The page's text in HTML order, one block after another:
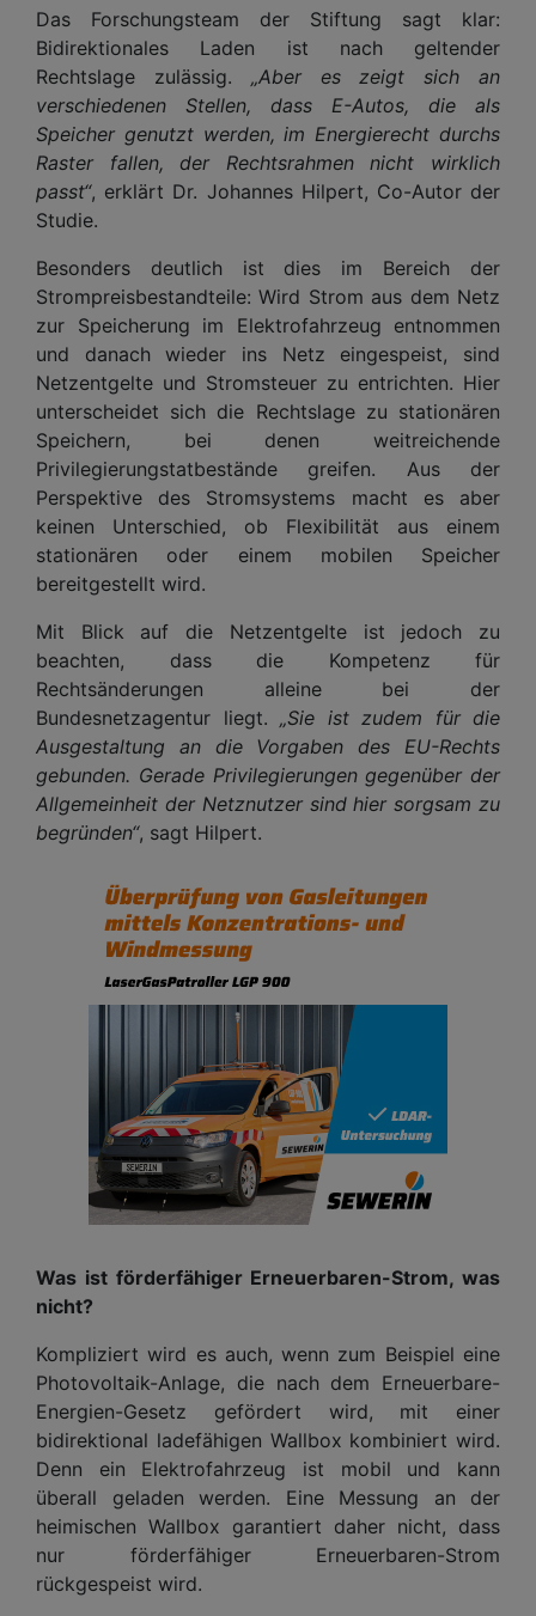
Das Forschungsteam der Stiftung sagt klar:
Bidirektionales Laden ist nach geltender
Rechtslage zulässig. „Aber es zeigt sich an
verschiedenen Stellen, dass E-Autos, die als
Speicher genutzt werden, im Energierecht durchs
Raster fallen, der Rechtsrahmen nicht wirklich
passt“, erklärt Dr. Johannes Hilpert, Co-Autor der
Studie.
Besonders deutlich ist dies im Bereich der
Strompreisbestandteile: Wird Strom aus dem Netz
zur Speicherung im Elektrofahrzeug entnommen
und danach wieder ins Netz eingespeist, sind
Netzentgelte und Stromsteuer zu entrichten. Hier
unterscheidet sich die Rechtslage zu stationären
Speichern, bei denen weitreichende
Privilegierungstatbestände greifen. Aus der
Perspektive des Stromsystems macht es aber
keinen Unterschied, ob Flexibilität aus einem
stationären oder einem mobilen Speicher
bereitgestellt wird.
Mit Blick auf die Netzentgelte ist jedoch zu
beachten, dass die Kompetenz für
Rechtsänderungen alleine bei der
Bundesnetzagentur liegt. „Sie ist zudem für die
Ausgestaltung an die Vorgaben des EU-Rechts
gebunden. Gerade Privilegierungen gegenüber der
Allgemeinheit der Netznutzer sind hier sorgsam zu
begründen“, sagt Hilpert.
Was ist förderfähiger Erneuerbaren-Strom, was
nicht?
Kompliziert wird es auch, wenn zum Beispiel eine
Photovoltaik-Anlage, die nach dem Erneuerbare-
Energien-Gesetz gefördert wird, mit einer
bidirektional ladefähigen Wallbox kombiniert wird.
Denn ein Elektrofahrzeug ist mobil und kann
überall geladen werden. Eine Messung an der
heimischen Wallbox garantiert daher nicht, dass
nur förderfähiger Erneuerbaren-Strom
rückgespeist wird.